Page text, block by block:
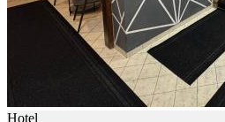
Hotel